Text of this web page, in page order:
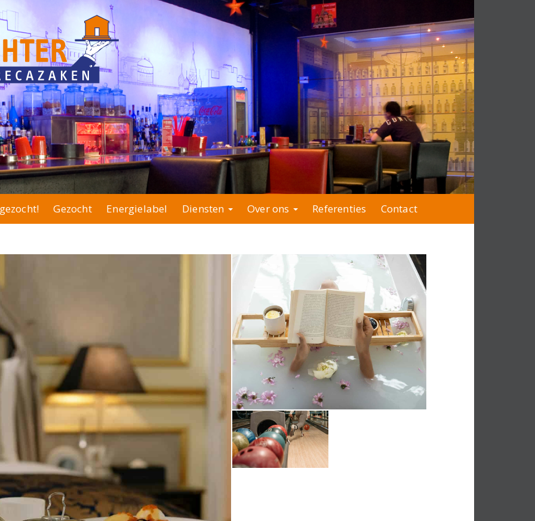
Gezocht Energielabel Diensten Over ons Referenties Contact